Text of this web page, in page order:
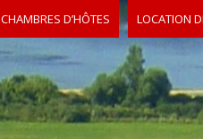
CHAMBRES D’HÔTES LOCATION